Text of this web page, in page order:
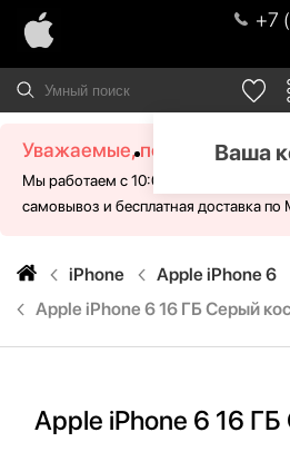
+7
Ваша
Уважаемые, посетители!
Мы работаем с 10:00 - 21:00 без
самовывоз и бесплатная доставка по
iPhone
Apple iPhone 6
Apple iPhone 6 16 ГБ Серый
Apple iPhone 6 16